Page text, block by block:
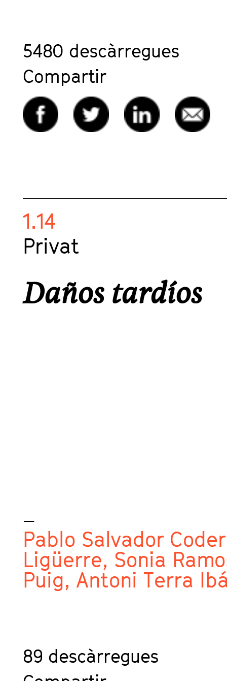
5480 descàrregues
Compartir
1.14
Privat
Daños tardíos
_
Pablo Salvador
Ligüerre, Sonia
Puig, Antoni Terra
89 descàrregues